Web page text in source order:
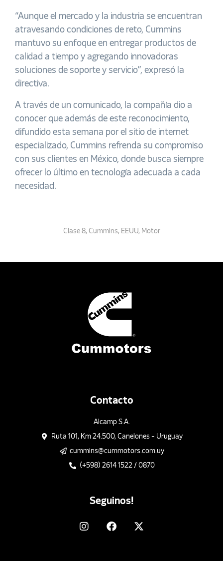
“Aunque el mercado y la industria se encuentran
atravesando condiciones de reto, Cummins
mantuvo su enfoque en entregar productos de
calidad a tiempo y agregando innovadoras
soluciones de soporte y servicio”, expresó la
directiva.
A través de un comunicado, la compañía dio a
conocer que además de este reconocimiento,
difundido esta semana por el sitio de internet
especializado, Cummins refrenda su compromiso
con sus clientes en México, donde busca siempre
ofrecer lo último en tecnología adecuada a cada
necesidad.
Clase 8, Cummins, EEUU, Motor
Contacto
Alcamp S.A.
Ruta 101, Km 24.500, Canelones - Uruguay
cummins@cummotors.com.uy
(+598) 2614 1522 / 0870
Seguinos!